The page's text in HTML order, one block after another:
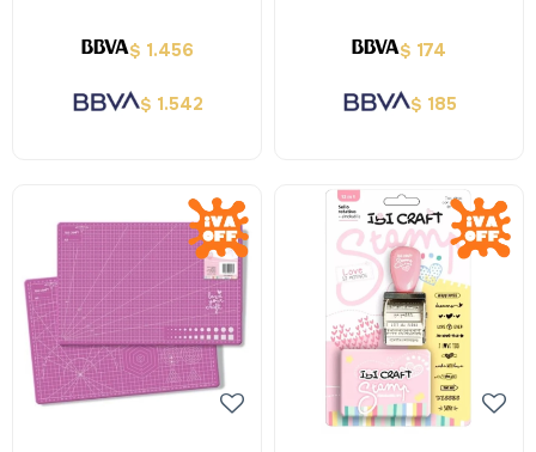
$ 1.456
$ 1.542
$ 174
$ 185